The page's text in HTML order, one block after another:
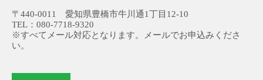
〒440-0011 愛知県豊橋市牛川通1丁目12-10
TEL：080-7718-9320
※すべてメール対応となります。メールでお申込みくださ
い。